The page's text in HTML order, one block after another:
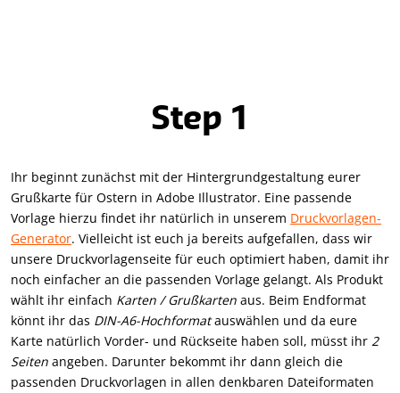
Step 1
Ihr beginnt zunächst mit der Hintergrundgestaltung eurer
Grußkarte für Ostern in Adobe Illustrator. Eine passende
Vorlage hierzu findet ihr natürlich in unserem Druckvorlagen-
Generator. Vielleicht ist euch ja bereits aufgefallen, dass wir
unsere Druckvorlagenseite für euch optimiert haben, damit ihr
noch einfacher an die passenden Vorlage gelangt. Als Produkt
wählt ihr einfach Karten / Grußkarten aus. Beim Endformat
könnt ihr das DIN-A6-Hochformatauswählen und da eure
Karte natürlich Vorder- und Rückseite haben soll, müsst ihr 2
Seiten angeben. Darunter bekommt ihr dann gleich die
passenden Druckvorlagen in allen denkbaren Dateiformaten